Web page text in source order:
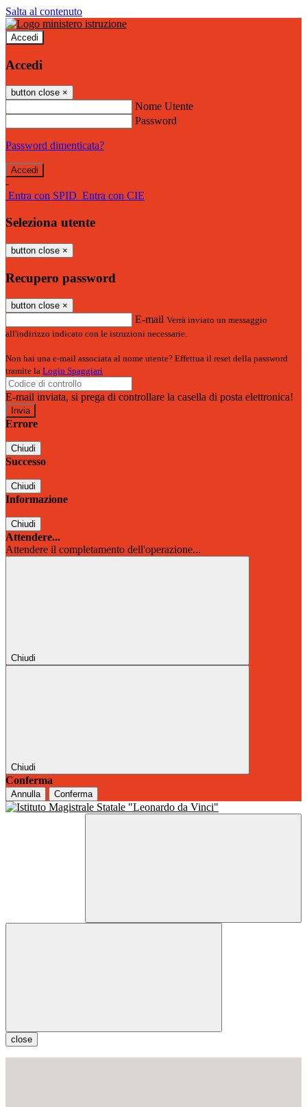
Salta al contenuto
Accedi
Accedi
button close ×
Nome Utente
Password
Password dimenticata?
-
Entra con SPID Entra con CIE
Seleziona utente
button close ×
Recupero password
button close ×
E-mail Verrà inviato un messaggio
all'indirizzo indicato con le istruzioni necessarie.
Non hai una e-mail associata al nome utente? Effettua il reset della password
tramite la Login Spaggiari
E-mail inviata, si prega di controllare la casella di posta elettronica!
Errore
Chiudi
Successo
Chiudi
Informazione
Chiudi
Attendere...
Attendere il completamento dell'operazione...
Chiudi
Chiudi
Conferma
Annulla Conferma
close